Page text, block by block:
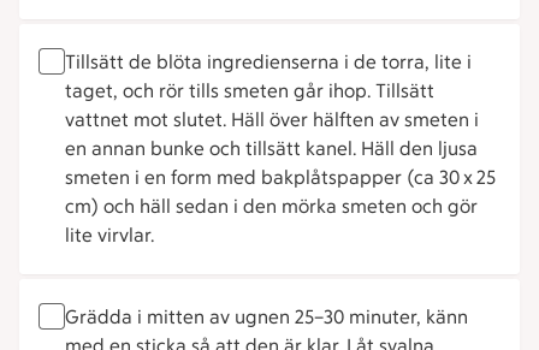
Tillsätt de blöta ingredienserna i de torra, lite i
taget, och rör tills smeten går ihop. Tillsätt
vattnet mot slutet. Häll över hälften av smeten i
en annan bunke och tillsätt kanel. Häll den ljusa
smeten i en form med bakplåtspapper (ca 30 x 25
cm) och häll sedan i den mörka smeten och gör
lite virvlar.
Grädda i mitten av ugnen 25–30 minuter, känn